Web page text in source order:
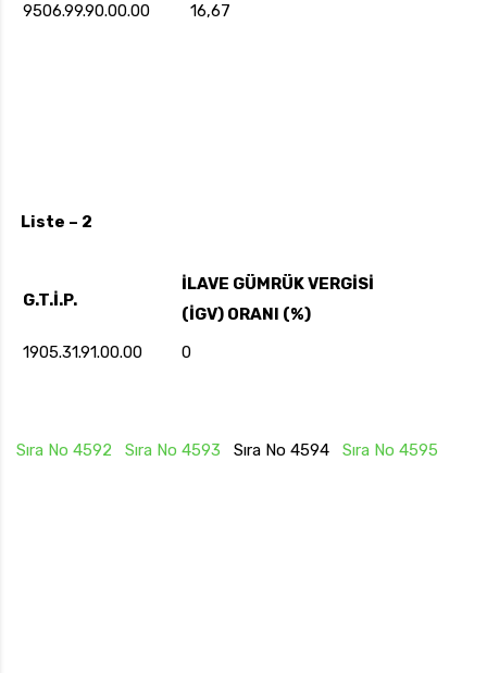
9506.99.90.00.00
16,67
Liste – 2
G.T.İ.P.
İLAVE GÜMRÜK VERGİSİ
(İGV) ORANI (%)
1905.31.91.00.00
0
Sıra No 4592 Sıra No 4593 Sıra No 4594 Sıra No 4595